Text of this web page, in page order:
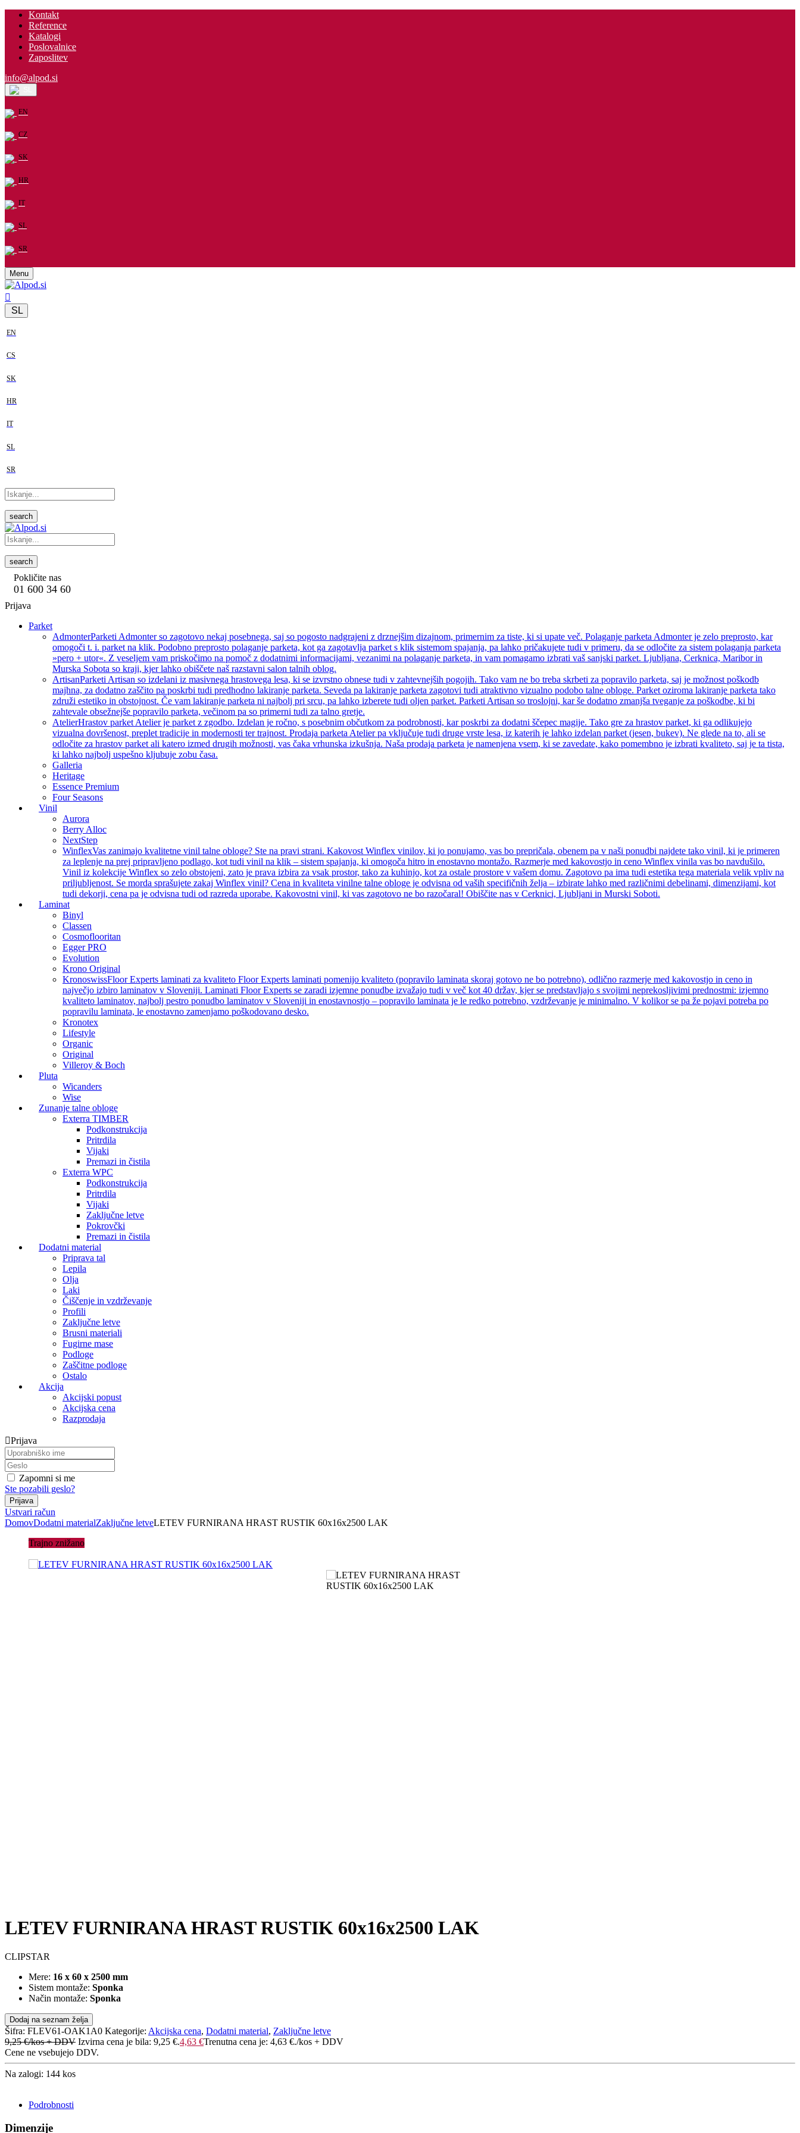
Kontakt
Reference
Katalogi
Poslovalnice
Zaposlitev
info@alpod.si
EN
CZ
SK
HR
IT
SL
SR
Menu
SL
EN
CS
SK
HR
IT
SL
SR
search
search
Pokličite nas
01 600 34 60
Prijava
Parket
AdmonterParketi Admonter so zagotovo nekaj posebnega, saj so pogosto nadgrajeni z drznejšim dizajnom, primernim za tiste, ki si upate več. Polaganje parketa Admonter je zelo preprosto, kar
omogoči t. i. parket na klik. Podobno preprosto polaganje parketa, kot ga zagotavlja parket s klik sistemom spajanja, pa lahko pričakujete tudi v primeru, da se odločite za sistem polaganja parketa
»pero + utor«. Z veseljem vam priskočimo na pomoč z dodatnimi informacijami, vezanimi na polaganje parketa, in vam pomagamo izbrati vaš sanjski parket. Ljubljana, Cerknica, Maribor in
Murska Sobota so kraji, kjer lahko obiščete naš razstavni salon talnih oblog.
ArtisanParketi Artisan so izdelani iz masivnega hrastovega lesa, ki se izvrstno obnese tudi v zahtevnejših pogojih. Tako vam ne bo treba skrbeti za popravilo parketa, saj je možnost poškodb
majhna, za dodatno zaščito pa poskrbi tudi predhodno lakiranje parketa. Seveda pa lakiranje parketa zagotovi tudi atraktivno vizualno podobo talne obloge. Parket oziroma lakiranje parketa tako
združi estetiko in obstojnost. Če vam lakiranje parketa ni najbolj pri srcu, pa lahko izberete tudi oljen parket. Parketi Artisan so troslojni, kar še dodatno zmanjša tveganje za poškodbe, ki bi
zahtevale obsežnejše popravilo parketa, večinom pa so primerni tudi za talno gretje.
AtelierHrastov parket Atelier je parket z zgodbo. Izdelan je ročno, s posebnim občutkom za podrobnosti, kar poskrbi za dodatni ščepec magije. Tako gre za hrastov parket, ki ga odlikujejo
vizualna dovršenost, preplet tradicije in modernosti ter trajnost. Prodaja parketa Atelier pa vključuje tudi druge vrste lesa, iz katerih je lahko izdelan parket (jesen, bukev). Ne glede na to, ali se
odločite za hrastov parket ali katero izmed drugih možnosti, vas čaka vrhunska izkušnja. Naša prodaja parketa je namenjena vsem, ki se zavedate, kako pomembno je izbrati kvaliteto, saj je ta tista,
ki lahko najbolj uspešno kljubuje zobu časa.
Galleria
Heritage
Essence Premium
Four Seasons
Vinil
Aurora
Berry Alloc
NextStep
WinflexVas zanimajo kvalitetne vinil talne obloge? Ste na pravi strani. Kakovost Winflex vinilov, ki jo ponujamo, vas bo prepričala, obenem pa v naši ponudbi najdete tako vinil, ki je primeren
za leplenje na prej pripravljeno podlago, kot tudi vinil na klik – sistem spajanja, ki omogoča hitro in enostavno montažo. Razmerje med kakovostjo in ceno Winflex vinila vas bo navdušilo.
Vinil iz kolekcije Winflex so zelo obstojeni, zato je prava izbira za vsak prostor, tako za kuhinjo, kot za ostale prostore v vašem domu. Zagotovo pa ima tudi estetika tega materiala velik vpliv na
priljubljenost. Se morda sprašujete zakaj Winflex vinil? Cena in kvaliteta vinilne talne obloge je odvisna od vaših specifičnih želja – izbirate lahko med različnimi debelinami, dimenzijami, kot
tudi dekorji, cena pa je odvisna tudi od razreda uporabe. Kakovostni vinil, ki vas zagotovo ne bo razočaral! Obiščite nas v Cerknici, Ljubljani in Murski Soboti.
Laminat
Binyl
Classen
Cosmoflooritan
Egger PRO
Evolution
Krono Original
KronoswissFloor Experts laminati za kvaliteto Floor Experts laminati pomenijo kvaliteto (popravilo laminata skoraj gotovo ne bo potrebno), odlično razmerje med kakovostjo in ceno in
največjo izbiro laminatov v Sloveniji. Laminati Floor Experts se zaradi izjemne ponudbe izvažajo tudi v več kot 40 držav, kjer se predstavljajo s svojimi neprekosljivimi prednostmi: izjemno
kvaliteto laminatov, najbolj pestro ponudbo laminatov v Sloveniji in enostavnostjo – popravilo laminata je le redko potrebno, vzdrževanje je minimalno. V kolikor se pa že pojavi potreba po
popravilu laminata, le enostavno zamenjamo poškodovano desko.
Kronotex
Lifestyle
Organic
Original
Villeroy & Boch
Pluta
Wicanders
Wise
Zunanje talne obloge
Exterra TIMBER
Podkonstrukcija
Pritrdila
Vijaki
Premazi in čistila
Exterra WPC
Podkonstrukcija
Pritrdila
Vijaki
Zaključne letve
Pokrovčki
Premazi in čistila
Dodatni material
Priprava tal
Lepila
Olja
Laki
Čiščenje in vzdrževanje
Profili
Zaključne letve
Brusni materiali
Fugirne mase
Podloge
Zaščitne podloge
Ostalo
Akcija
Akcijski popust
Akcijska cena
Razprodaja
Prijava
Zapomni si me
Ste pozabili geslo?
Ustvari račun
DomovDodatni materialZaključne letveLETEV FURNIRANA HRAST RUSTIK 60x16x2500 LAK
Trajno znižano
LETEV FURNIRANA HRAST RUSTIK 60x16x2500 LAK
CLIPSTAR
Mere: 16 x 60 x 2500 mm
Sistem montaže: Sponka
Način montaže: Sponka
Dodaj na seznam želja
Šifra: FLEV61-OAK1A0 Kategorije: Akcijska cena, Dodatni material, Zaključne letve
9,25€/kos + DDV Izvirna cena je bila: 9,25 €.4,63 €Trenutna cena je: 4,63 €./kos + DDV
Cene ne vsebujejo DDV.
Na zalogi: 144 kos
Podrobnosti
Dimenzije